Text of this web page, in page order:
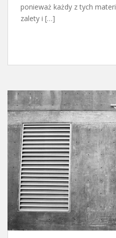
ponieważ każdy z tych
zalety i […]